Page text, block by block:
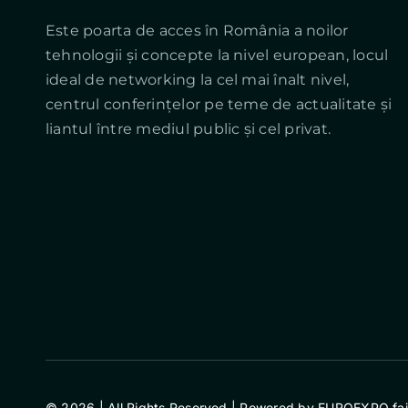
Este poarta de acces în România a noilor
tehnologii și concepte la nivel european, locul
ideal de networking la cel mai înalt nivel,
centrul conferințelor pe teme de actualitate și
liantul între mediul public și cel privat.